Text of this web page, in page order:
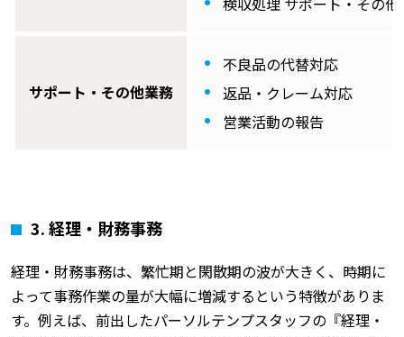
サポート・その他業務
不良品の代替対応
返品・クレーム対応
営業活動の報告
3. 経理・財務事務
経理・財務事務は、繁忙期と閑散期の波が大きく、時期に
よって事務作業の量が大幅に増減するという特徴がありま
す。例えば、前出したパーソルテンプスタッフの『経理・